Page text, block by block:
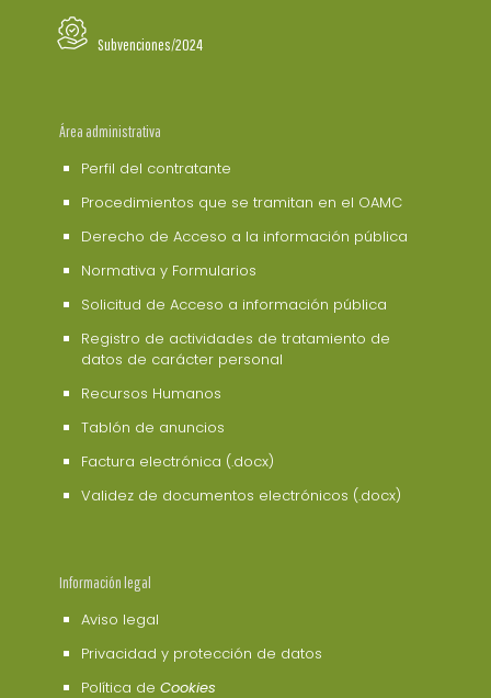
Subvenciones/2024
Área administrativa
Perfil del contratante
Procedimientos que se tramitan en el OAMC
Derecho de Acceso a la información pública
Normativa y Formularios
Solicitud de Acceso a información pública
Registro de actividades de tratamiento de
datos de carácter personal
Recursos Humanos
Tablón de anuncios
Factura electrónica (.docx)
Validez de documentos electrónicos (.docx)
Información legal
Aviso legal
Privacidad y protección de datos
Política de Cookies